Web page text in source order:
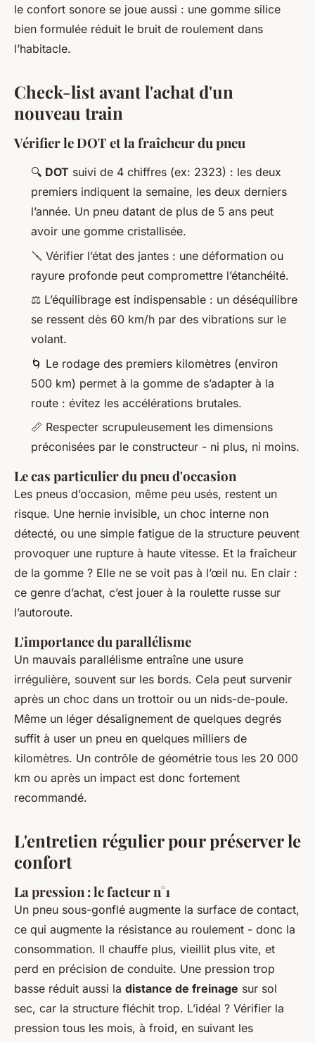
le confort sonore se joue aussi : une gomme silice
bien formulée réduit le bruit de roulement dans
l’habitacle.
Check-list avant l'achat d'un
nouveau train
Vérifier le DOT et la fraîcheur du pneu
🔍 DOT suivi de 4 chiffres (ex: 2323) : les deux
premiers indiquent la semaine, les deux derniers
l’année. Un pneu datant de plus de 5 ans peut
avoir une gomme cristallisée.
🪛 Vérifier l’état des jantes : une déformation ou
rayure profonde peut compromettre l’étanchéité.
⚖️ L’équilibrage est indispensable : un déséquilibre
se ressent dès 60 km/h par des vibrations sur le
volant.
🌀 Le rodage des premiers kilomètres (environ
500 km) permet à la gomme de s’adapter à la
route : évitez les accélérations brutales.
📏 Respecter scrupuleusement les dimensions
préconisées par le constructeur - ni plus, ni moins.
Le cas particulier du pneu d'occasion
Les pneus d’occasion, même peu usés, restent un
risque. Une hernie invisible, un choc interne non
détecté, ou une simple fatigue de la structure peuvent
provoquer une rupture à haute vitesse. Et la fraîcheur
de la gomme ? Elle ne se voit pas à l’œil nu. En clair :
ce genre d’achat, c’est jouer à la roulette russe sur
l’autoroute.
L'importance du parallélisme
Un mauvais parallélisme entraîne une usure
irrégulière, souvent sur les bords. Cela peut survenir
après un choc dans un trottoir ou un nids-de-poule.
Même un léger désalignement de quelques degrés
suffit à user un pneu en quelques milliers de
kilomètres. Un contrôle de géométrie tous les 20 000
km ou après un impact est donc fortement
recommandé.
L'entretien régulier pour préserver le
confort
La pression : le facteur n°1
Un pneu sous-gonflé augmente la surface de contact,
ce qui augmente la résistance au roulement - donc la
consommation. Il chauffe plus, vieillit plus vite, et
perd en précision de conduite. Une pression trop
basse réduit aussi la distance de freinage sur sol
sec, car la structure fléchit trop. L’idéal ? Vérifier la
pression tous les mois, à froid, en suivant les